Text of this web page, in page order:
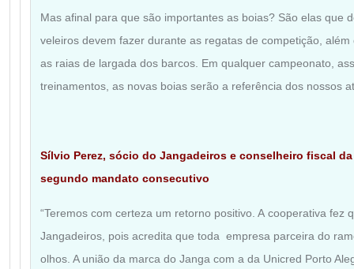
Mas afinal para que são importantes as boias? São elas que
veleiros devem fazer durante as regatas de competição,
as raias de largada dos barcos. Em qualquer campeonato,
treinamentos, as novas boias serão a referência dos nossos
Sílvio Perez, sócio do Jangadeiros e conselheiro fiscal
segundo mandato consecutivo
“Teremos com certeza um retorno positivo. A cooperativa fez
Jangadeiros, pois acredita que toda empresa parceira do
olhos. A união da marca do Janga com a da Unicred Porto